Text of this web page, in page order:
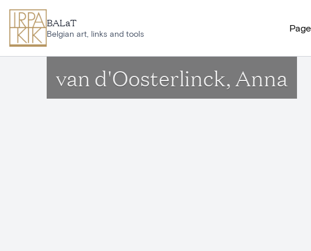
BALaT
Belgian art, links and tools
van d'Oosterlinck, Anna